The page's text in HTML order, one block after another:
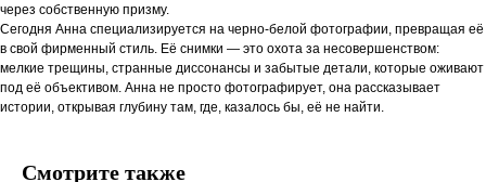
через собственную призму.
Сегодня Анна специализируется на черно-белой фотографии, превращая её
в свой фирменный стиль. Её снимки — это охота за несовершенством:
мелкие трещины, странные диссонансы и забытые детали, которые оживают
под её объективом. Анна не просто фотографирует, она рассказывает
истории, открывая глубину там, где, казалось бы, её не найти.
Смотрите также